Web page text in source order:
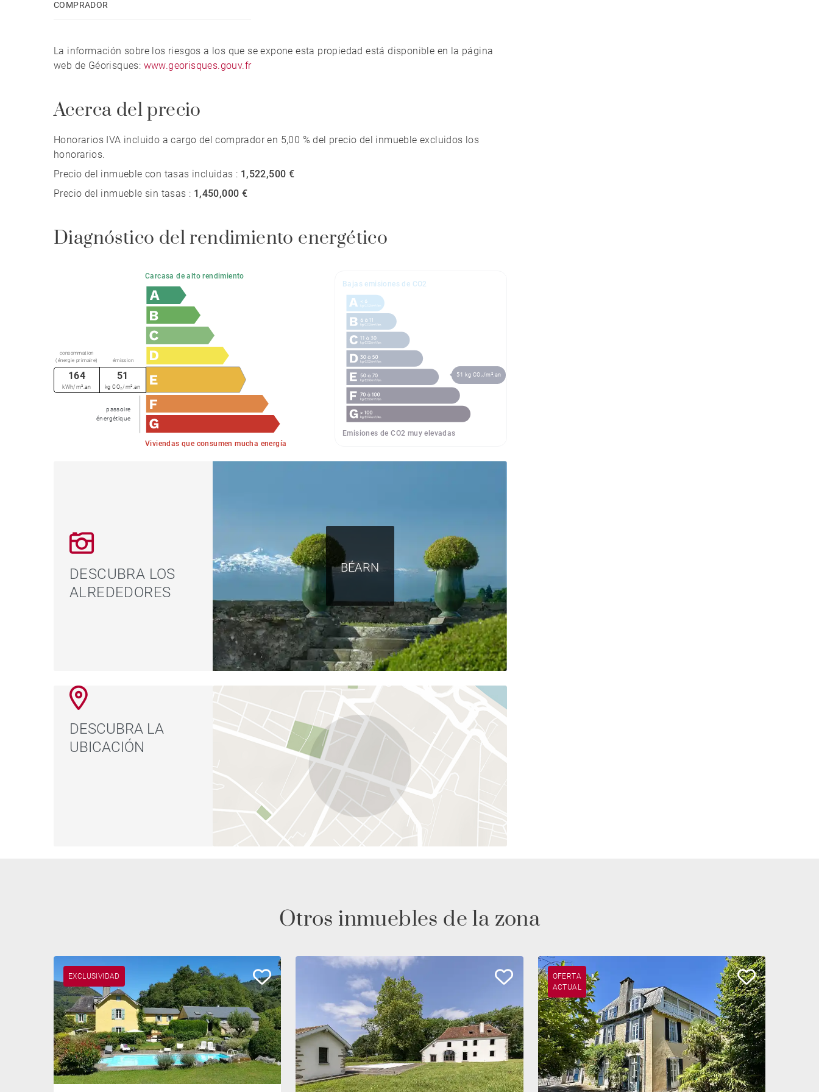
un pequeño pueblo.
COMPRADOR
La información sobre los riesgos a los que se expone esta propiedad está disponible en la página
web de Géorisques: www.georisques.gouv.fr
Acerca del precio
Honorarios IVA incluido a cargo del comprador en 5,00 % del precio del inmueble excluidos los
honorarios.
Precio del inmueble con tasas incluidas : 1,522,500 €
Precio del inmueble sin tasas : 1,450,000 €
Diagnóstico del rendimiento energético
Carcasa de alto rendimiento
Viviendas que consumen mucha energía
passoire
énergétique
consommation
(énergie primaire)
émission
164
kWh/m².an
51
kg CO₂/m².an
Bajas emisiones de CO2
Emisiones de CO2 muy elevadas
51 kg CO₂/m².an
DESCUBRA LOS
ALREDEDORES
BÉARN
DESCUBRA LA
UBICACIÓN
Otros inmuebles de la zona
EXCLUSIVIDAD
OFERTA
ACTUAL